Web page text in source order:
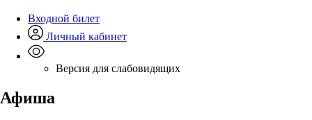
Входной билет
Личный кабинет
Версия для слабовидящих
Афиша